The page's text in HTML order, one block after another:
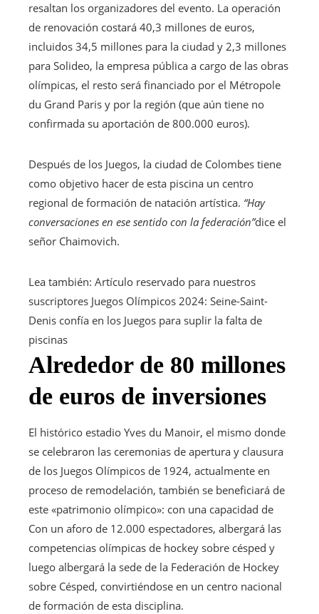
resaltan los organizadores del evento. La operación
de renovación costará 40,3 millones de euros,
incluidos 34,5 millones para la ciudad y 2,3 millones
para Solideo, la empresa pública a cargo de las obras
olímpicas, el resto será financiado por el Métropole
du Grand Paris y por la región (que aún tiene no
confirmada su aportación de 800.000 euros).
Después de los Juegos, la ciudad de Colombes tiene
como objetivo hacer de esta piscina un centro
regional de formación de natación artística. “Hay
conversaciones en ese sentido con la federación”dice el
señor Chaimovich.
Lea también: Artículo reservado para nuestros
suscriptores Juegos Olímpicos 2024: Seine-Saint-
Denis confía en los Juegos para suplir la falta de
piscinas
Alrededor de 80 millones
de euros de inversiones
El histórico estadio Yves du Manoir, el mismo donde
se celebraron las ceremonias de apertura y clausura
de los Juegos Olímpicos de 1924, actualmente en
proceso de remodelación, también se beneficiará de
este «patrimonio olímpico»: con una capacidad de
Con un aforo de 12.000 espectadores, albergará las
competencias olímpicas de hockey sobre césped y
luego albergará la sede de la Federación de Hockey
sobre Césped, convirtiéndose en un centro nacional
de formación de esta disciplina.